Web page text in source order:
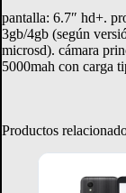
pantalla: 6.7″ hd+.
3gb/4gb (según
microsd). cámara
5000mah con carga
Productos